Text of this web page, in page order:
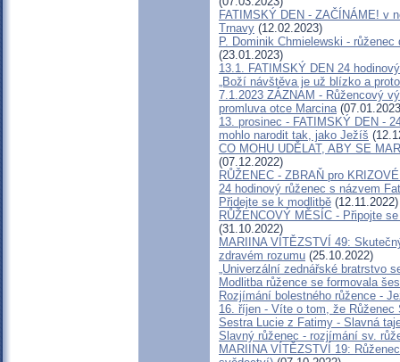
FATIMSKÝ DEN - ZAČÍNÁME! v
Trnavy (12.02.2023)
P. Dominik Chmielewski -
(23.01.2023)
13.1. FATIMSKÝ DEN 24
„Boží návštěva je už blízko a
7.1.2023 ZÁZNAM - Růžencový
promluva otce Marcina
13. prosinec - FATIMSKÝ DEN -
mohlo narodit tak, jako Ježíš
CO MOHU UDĚLAT, ABY SE
(07.12.2022)
RŮŽENEC - ZBRAŇ pro
24 hodinový růženec s názvem
Přidejte se k modlitbě (12.11.2022)
RŮŽENCOVÝ MĚSÍC - Připojte
(31.10.2022)
MARIINA VÍTĚZSTVÍ 49:
zdravém rozumu (25.10.2022)
„Univerzální zednářské bratrstvo
Modlitba růžence se formovala
Rozjímání bolestného růžence -
16. říjen - Víte o tom, že
Sestra Lucie z Fatimy - Slavná
Slavný růženec - rozjímání sv.
MARIINA VÍTĚZSTVÍ 19: